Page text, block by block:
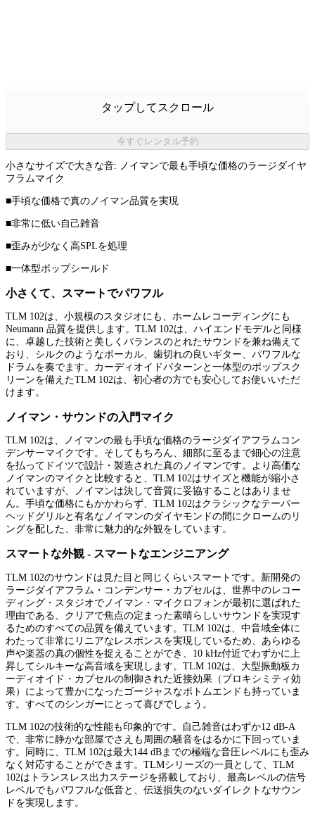
タップしてスクロール
今すぐレンタル予約
小さなサイズで大きな音: ノイマンで最も手頃な価格のラージダイヤ
フラムマイク
■手頃な価格で真のノイマン品質を実現
■非常に低い自己雑音
■歪みが少なく高SPLを処理
■一体型ポップシールド
小さくて、スマートでパワフル
TLM 102は、小規模のスタジオにも、ホームレコーディングにも
Neumann 品質を提供します。TLM 102は、ハイエンドモデルと同様
に、卓越した技術と美しくバランスのとれたサウンドを兼ね備えて
おり、シルクのようなボーカル、歯切れの良いギター、パワフルな
ドラムを奏でます。カーディオイドパターンと一体型のポップスク
リーンを備えたTLM 102は、初心者の方でも安心してお使いいただ
けます。
ノイマン・サウンドの入門マイク
TLM 102は、ノイマンの最も手頃な価格のラージダイアフラムコン
デンサーマイクです。そしてもちろん、細部に至るまで細心の注意
を払ってドイツで設計・製造された真のノイマンです。より高価な
ノイマンのマイクと比較すると、TLM 102はサイズと機能が縮小さ
れていますが、ノイマンは決して音質に妥協することはありませ
ん。手頃な価格にもかかわらず、TLM 102はクラシックなテーパー
ヘッドグリルと有名なノイマンのダイヤモンドの間にクロームのリ
ングを配した、非常に魅力的な外観をしています。
スマートな外観 - スマートなエンジニアング
TLM 102のサウンドは見た目と同じくらいスマートです。新開発の
ラージダイアフラム・コンデンサー・カプセルは、世界中のレコー
ディング・スタジオでノイマン・マイクロフォンが最初に選ばれた
理由である、クリアで焦点の定まった素晴らしいサウンドを実現す
るためのすべての品質を備えています。TLM 102は、中音域全体に
わたって非常にリニアなレスポンスを実現しているため、あらゆる
声や楽器の真の個性を捉えることができ、10 kHz付近でわずかに上
昇してシルキーな高音域を実現します。TLM 102は、大型振動板カ
ーディオイド・カプセルの制御された近接効果（プロキシミティ効
果）によって豊かになったゴージャスなボトムエンドも持っていま
す。すべてのシンガーにとって喜びでしょう。
TLM 102の技術的な性能も印象的です。自己雑音はわずか12 dB-A
で、非常に静かな部屋でさえも周囲の騒音をはるかに下回っていま
す。同時に、TLM 102は最大144 dBまでの極端な音圧レベルにも歪み
なく対応することができます。TLMシリーズの一員として、TLM
102はトランスレス出力ステージを搭載しており、最高レベルの信号
レベルでもパワフルな低音と、伝送損失のないダイレクトなサウン
ドを実現します。